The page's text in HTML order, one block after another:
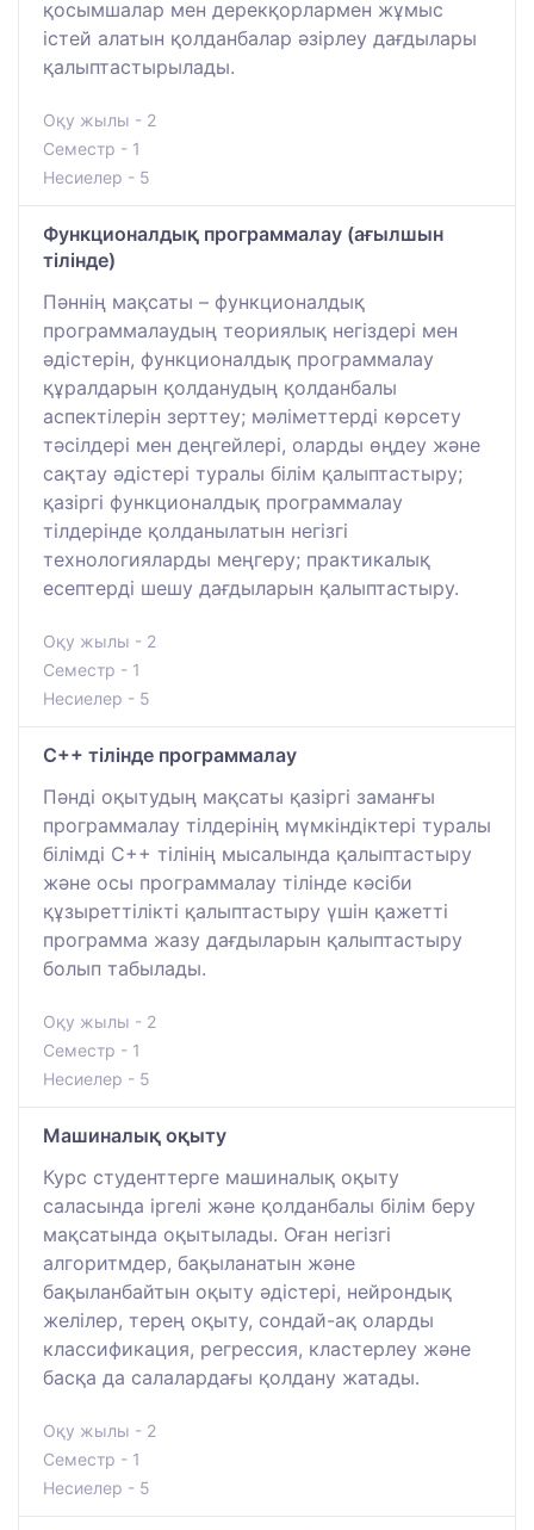
қосымшалар мен дерекқорлармен жұмыс
істей алатын қолданбалар әзірлеу дағдылары
қалыптастырылады.
Оқу жылы - 2
Семестр - 1
Несиелер - 5
Функционалдық программалау (ағылшын
тілінде)
Пәннің мақсаты – функционалдық
программалаудың теориялық негіздері мен
әдістерін, функционалдық программалау
құралдарын қолданудың қолданбалы
аспектілерін зерттеу; мәліметтерді көрсету
тәсілдері мен деңгейлері, оларды өңдеу және
сақтау әдістері туралы білім қалыптастыру;
қазіргі функционалдық программалау
тілдерінде қолданылатын негізгі
технологияларды меңгеру; практикалық
есептерді шешу дағдыларын қалыптастыру.
Оқу жылы - 2
Семестр - 1
Несиелер - 5
C++ тілінде программалау
Пәнді оқытудың мақсаты қазіргі заманғы
программалау тілдерінің мүмкіндіктері туралы
білімді C++ тілінің мысалында қалыптастыру
және осы программалау тілінде кәсіби
құзыреттілікті қалыптастыру үшін қажетті
программа жазу дағдыларын қалыптастыру
болып табылады.
Оқу жылы - 2
Семестр - 1
Несиелер - 5
Машиналық оқыту
Курс студенттерге машиналық оқыту
саласында іргелі және қолданбалы білім беру
мақсатында оқытылады. Оған негізгі
алгоритмдер, бақыланатын және
бақыланбайтын оқыту әдістері, нейрондық
желілер, терең оқыту, сондай-ақ оларды
классификация, регрессия, кластерлеу және
басқа да салалардағы қолдану жатады.
Оқу жылы - 2
Семестр - 1
Несиелер - 5